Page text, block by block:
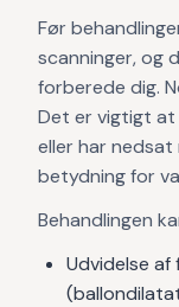
Før
scanninger, og
forberede dig.
Det er vigtigt at
eller har
betydning for
Behandlingen
Udvidelse